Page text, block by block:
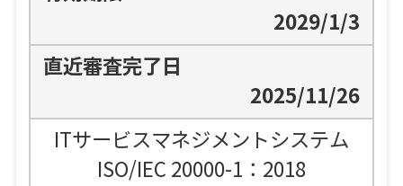
2029/1/3
2025/11/26
ITサービスマネジメントシステム
ISO/IEC 20000-1：2018